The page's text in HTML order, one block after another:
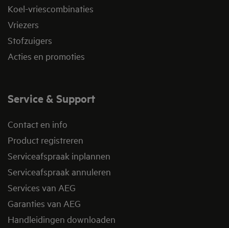
Koel-vriescombinaties
Vriezers
Stofzuigers
Acties en promoties
Service & Support
Contact en info
Product registreren
Serviceafspraak inplannen
Serviceafspraak annuleren
Services van AEG
Garanties van AEG
Handleidingen downloaden